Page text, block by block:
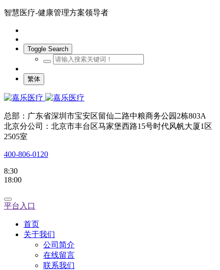
智慧医疗-健康管理方案领导者
Toggle Search
繁体
总部：广东省深圳市宝安区留仙二路中粮商务公园2栋803A
北京分公司：北京市丰台区马家堡西路15号时代风帆大厦1区
2505室
400-806-0120
8:30
18:00
平台入口
首页
关于我们
公司简介
在线留言
联系我们